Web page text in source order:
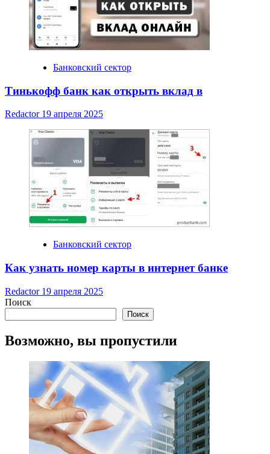
Банковский сектор
Тинькофф банк как открыть вклад в
Redactor 19 апреля 2025
Банковский сектор
Как узнать номер карты в интернет банке
Redactor 19 апреля 2025
Поиск
Поиск
Возможно, вы пропустили